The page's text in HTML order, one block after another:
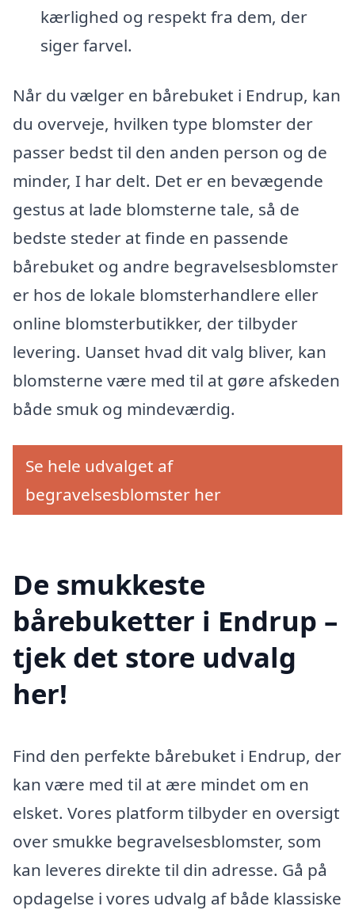
kærlighed og respekt fra dem, der
siger farvel.
Når du vælger en bårebuket i Endrup, kan
du overveje, hvilken type blomster der
passer bedst til den anden person og de
minder, I har delt. Det er en bevægende
gestus at lade blomsterne tale, så de
bedste steder at finde en passende
bårebuket og andre begravelsesblomster
er hos de lokale blomsterhandlere eller
online blomsterbutikker, der tilbyder
levering. Uanset hvad dit valg bliver, kan
blomsterne være med til at gøre afskeden
både smuk og mindeværdig.
Se hele udvalget af
begravelsesblomster her
De smukkeste
bårebuketter i Endrup –
tjek det store udvalg
her!
Find den perfekte bårebuket i Endrup, der
kan være med til at ære mindet om en
elsket. Vores platform tilbyder en oversigt
over smukke begravelsesblomster, som
kan leveres direkte til din adresse. Gå på
opdagelse i vores udvalg af både klassiske